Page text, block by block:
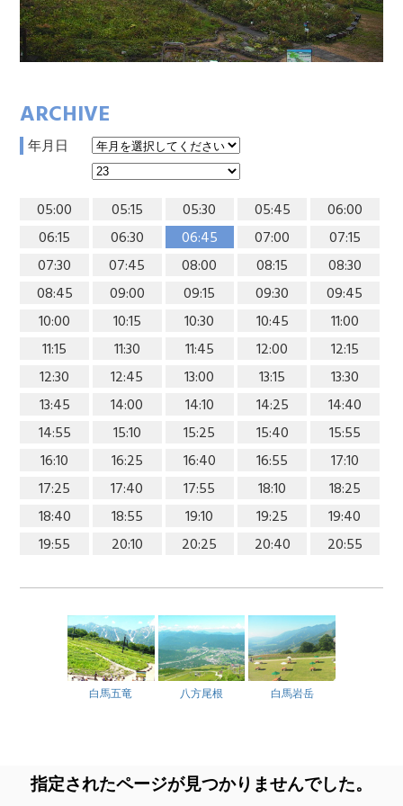
ARCHIVE
年月日
05:00 05:15 05:30 05:45
06:00
06:15
06:30 06:45 07:00
07:15
07:30
07:45 08:00 08:15
08:30
08:45
09:00 09:15 09:30
09:45
10:00
10:15 10:30 10:45
11:00
11:15
11:30 11:45 12:00
12:15
12:30
12:45 13:00 13:15
13:30
13:45
14:00 14:10 14:25
14:40
14:55
15:10 15:25 15:40
15:55
16:10
16:25 16:40 16:55
17:10
17:25
17:40 17:55 18:10
18:25
18:40
18:55 19:10 19:25
19:40
19:55
20:10 20:25 20:40 20:55
白馬五竜 八方尾根 白馬岩岳